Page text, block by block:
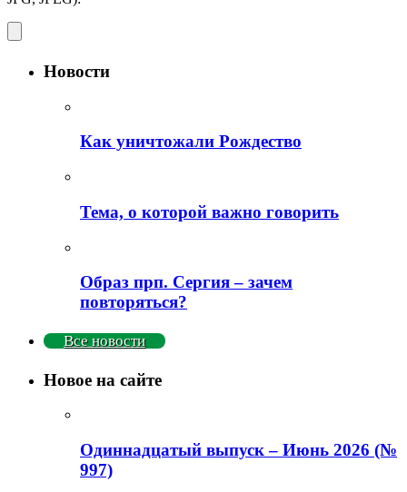
Новости
Как уничтожали Рождество
Тема, о которой важно говорить
Образ прп. Сергия – зачем
повторяться?
Все новости
Новое на сайте
Одиннадцатый выпуск – Июнь 2026 (№
997)